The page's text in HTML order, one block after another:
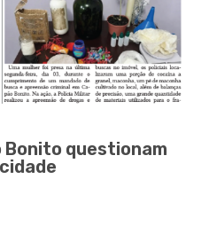
Bonito questionam